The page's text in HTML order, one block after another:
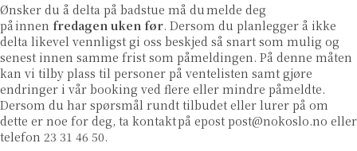
Ønsker du å delta på badstue må du melde deg
på innen fredagen uken før. Dersom du planlegger å ikke
delta likevel vennligst gi oss beskjed så snart som mulig og
senest innen samme frist som påmeldingen. På denne måten
kan vi tilby plass til personer på ventelisten samt gjøre
endringer i vår booking ved flere eller mindre påmeldte.
Dersom du har spørsmål rundt tilbudet eller lurer på om
dette er noe for deg, ta kontakt på epost post@nokoslo.no eller
telefon 23 31 46 50.